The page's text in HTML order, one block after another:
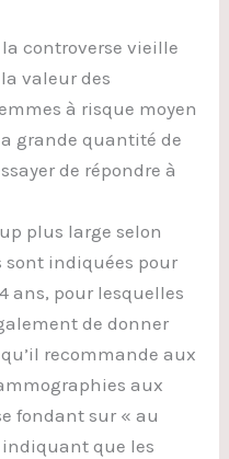
controverse vieille
valeur des
à risque moyen
grande quantité de
de répondre à
plus large selon
indiquées pour
ans, pour lesquelles
de donner
recommande aux
aux
fondant sur « au
indiquant que les